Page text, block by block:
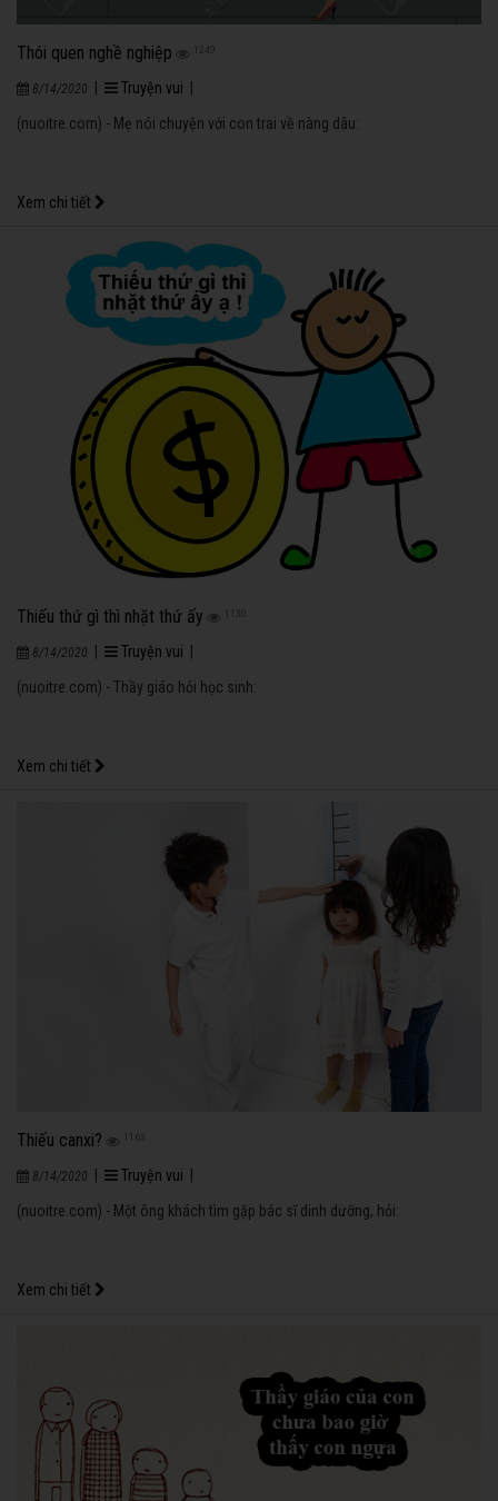
Thói quen nghề nghiệp 1249
8/14/2020 | Truyện vui |
(nuoitre.com) - Mẹ nói chuyện với con trai về nàng dâu:
Xem chi tiết
Thiếu thứ gì thì nhặt thứ ấy 1130
8/14/2020 Truyện vui
(nuoitre.com) - Thầy giáo hỏi học sinh:
Xem chi tiết
Thiếu canxi? 1163
8/14/2020 | Truyện vui |
(nuoitre.com) - Một ông khách tìm gặp bác sĩ dinh dưỡng, hỏi:
Xem chi tiết